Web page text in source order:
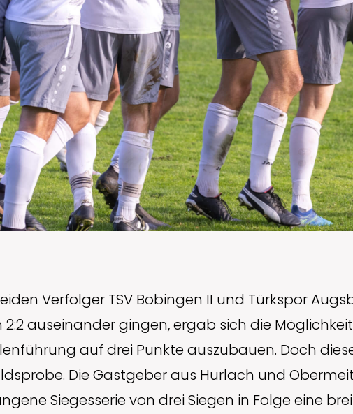
Verfolger TSV Bobingen II und Türkspor
auseinander gingen, ergab sich die
auf drei Punkte auszubauen. Doch
Die Gastgeber aus Hurlach und
Siegesserie von drei Siegen in Folge eine